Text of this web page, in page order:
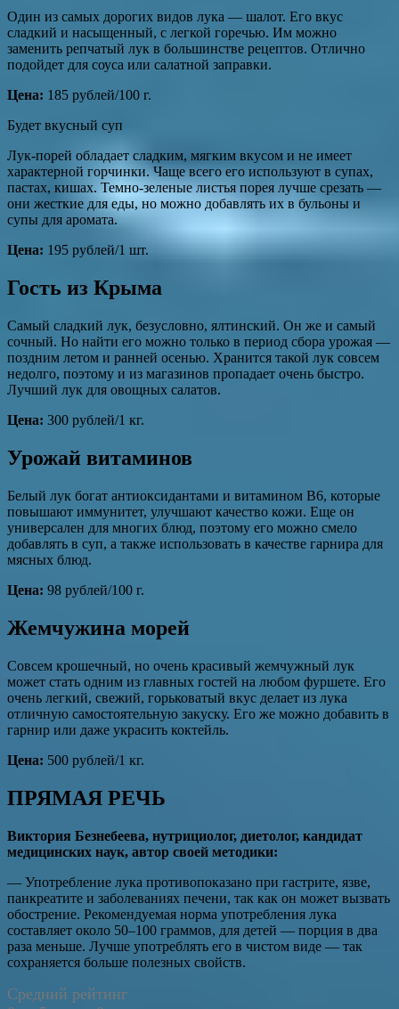
Один из самых дорогих видов лука — шалот. Его вкус
сладкий и насыщенный, с легкой горечью. Им можно
заменить репчатый лук в большинстве рецептов. Отлично
подойдет для соуса или салатной заправки.
Цена: 185 рублей/100 г.
Будет вкусный суп
Лук-порей обладает сладким, мягким вкусом и не имеет
характерной горчинки. Чаще всего его используют в супах,
пастах, кишах. Темно-зеленые листья порея лучше срезать —
они жесткие для еды, но можно добавлять их в бульоны и
супы для аромата.
Цена: 195 рублей/1 шт.
Гость из Крыма
Самый сладкий лук, безусловно, ялтинский. Он же и самый
сочный. Но найти его можно только в период сбора урожая —
поздним летом и ранней осенью. Хранится такой лук совсем
недолго, поэтому и из магазинов пропадает очень быстро.
Лучший лук для овощных салатов.
Цена: 300 рублей/1 кг.
Урожай витаминов
Белый лук богат антиоксидантами и витамином В6, которые
повышают иммунитет, улучшают качество кожи. Еще он
универсален для многих блюд, поэтому его можно смело
добавлять в суп, а также использовать в качестве гарнира для
мясных блюд.
Цена: 98 рублей/100 г.
Жемчужина морей
Совсем крошечный, но очень красивый жемчужный лук
может стать одним из главных гостей на любом фуршете. Его
очень легкий, свежий, горьковатый вкус делает из лука
отличную самостоятельную закуску. Его же можно добавить в
гарнир или даже украсить коктейль.
Цена: 500 рублей/1 кг.
ПРЯМАЯ РЕЧЬ
Виктория Безнебеева, нутрициолог, диетолог, кандидат
медицинских наук, автор своей методики:
— Употребление лука противопоказано при гастрите, язве,
панкреатите и заболеваниях печени, так как он может вызвать
обострение. Рекомендуемая норма употребления лука
составляет около 50–100 граммов, для детей — порция в два
раза меньше. Лучше употреблять его в чистом виде — так
сохраняется больше полезных свойств.
Средний рейтинг